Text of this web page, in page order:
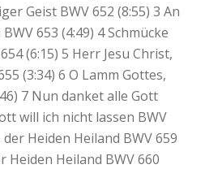
Geist BWV 652 (8:55) 3 An
653 (4:49) 4 Schmücke
(6:15) 5 Herr Jesu Christ,
(3:34) 6 O Lamm Gottes,
7 Nun danket alle Gott
will ich nicht lassen BWV
Heiden Heiland BWV 659
Heiden Heiland BWV 660